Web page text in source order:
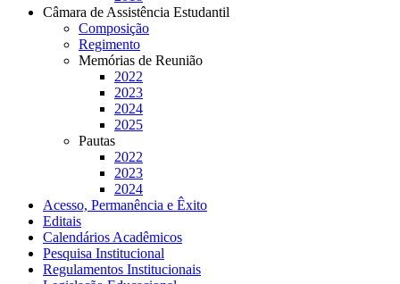
Câmara de Assistência Estudantil
Composição
Regimento
Memórias de Reunião
2022
2023
2024
2025
Pautas
2022
2023
2024
Acesso, Permanência e Êxito
Editais
Calendários Acadêmicos
Pesquisa Institucional
Regulamentos Institucionais